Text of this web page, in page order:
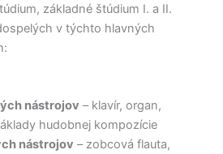
základné štúdium I. a II.
v týchto hlavných
nástrojov – klavír, organ,
hudobnej kompozície
nástrojov – zobcová flauta,